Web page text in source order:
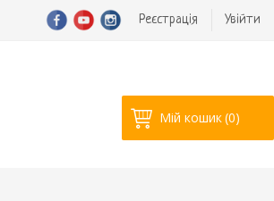
Реєстрація Увійти
Мій кошик(0)